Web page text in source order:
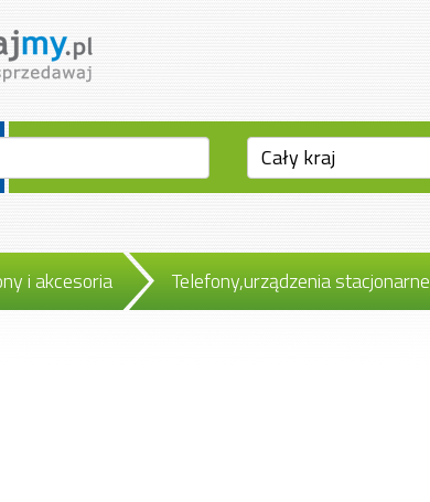
i akcesoria Telefony,urządzenia stacjonarne